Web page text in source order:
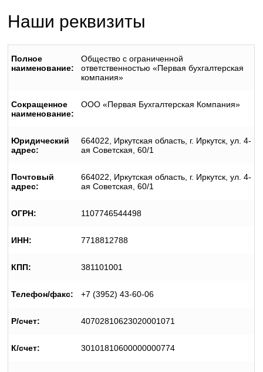
Наши реквизиты
Полное
наименование:
Общество с ограниченной
ответственностью «Первая бухгалтерская
компания»
Сокращенное
наименование:
ООО «Первая Бухгалтерская Компания»
Юридический
адрес:
664022, Иркутская область, г. Иркутск, ул. 4-
ая Советская, 60/1
Почтовый
адрес:
664022, Иркутская область, г. Иркутск, ул. 4-
ая Советская, 60/1
ОГРН: 1107746544498
ИНН: 7718812788
КПП: 381101001
Телефон/факс: +7 (3952) 43-60-06
Р/счет: 40702810623020001071
К/счет: 30101810600000000774